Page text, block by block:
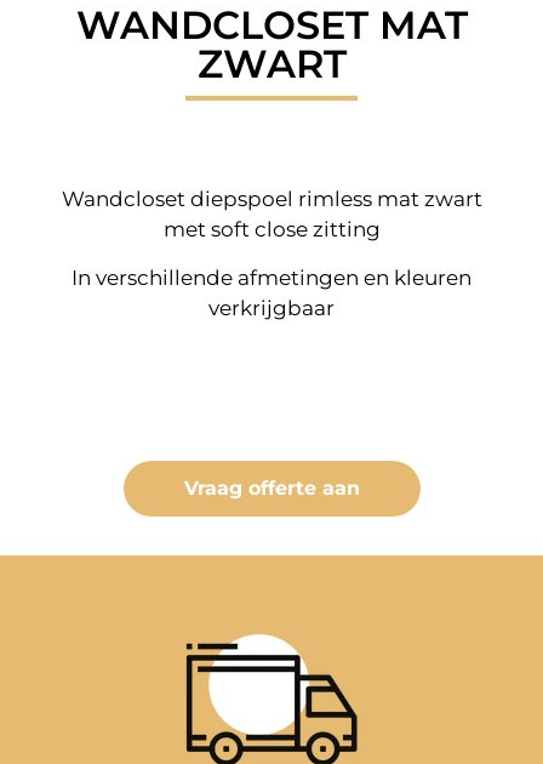
WANDCLOSET MAT
ZWART
Wandcloset diepspoel rimless mat zwart
met soft close zitting
In verschillende afmetingen en kleuren
verkrijgbaar
Vraag offerte aan